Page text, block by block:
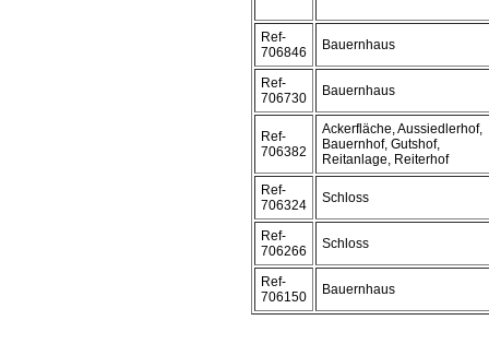
Ref-
706846
Bauernhaus
Ref-
706730
Bauernhaus
Ref-
706382
Ackerfläche, Aussiedlerhof,
Bauernhof, Gutshof,
Reitanlage, Reiterhof
Ref-
706324
Schloss
Ref-
706266
Schloss
Ref-
706150
Bauernhaus